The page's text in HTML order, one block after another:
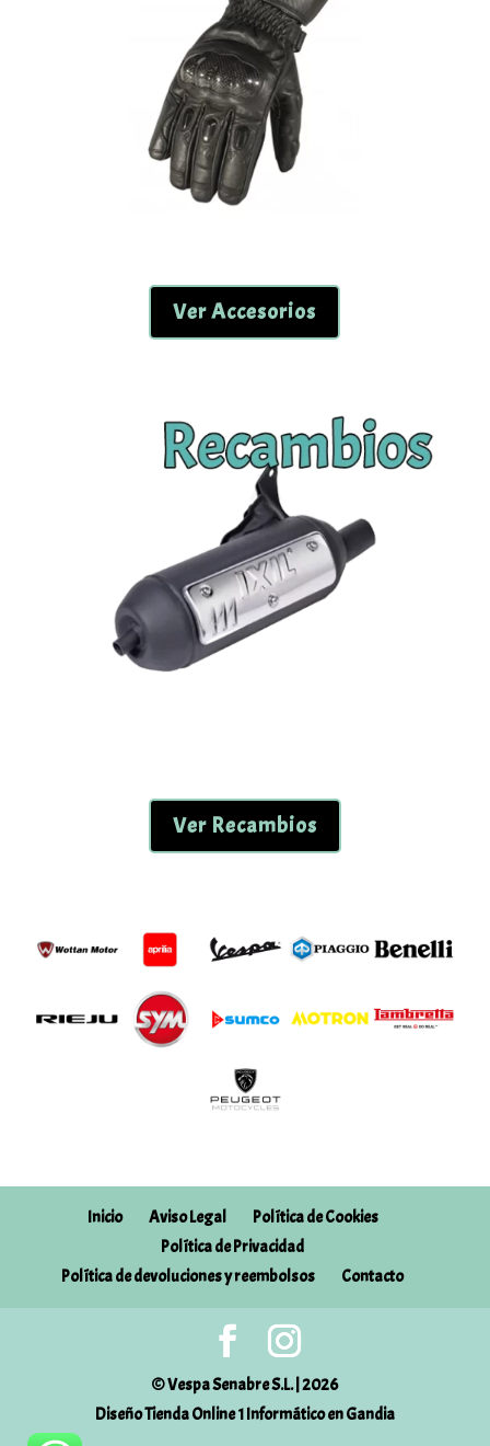
Ver Accesorios
Ver Recambios
Inicio Aviso Legal
Política de Cookies
Política de Privacidad
Política de devoluciones y reembolsos
Contacto
© Vespa Senabre S.L. | 2026
Diseño Tienda Online 1 Informático en Gandia